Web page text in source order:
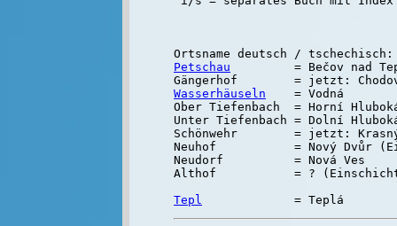
Petschau
= Bečov nad
Wasserhäuseln
    = Vodná
Ober Tiefenbach  = Horní
Unter Tiefenbach = Dolní
Schönwehr        = jetzt:
Neuhof           = Nový Dvůr
Neudorf          = Nová Ves
Althof           = ?
Tepl